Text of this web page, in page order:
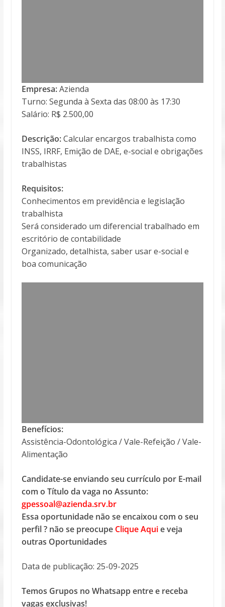
Empresa:Azienda
Turno: Segunda à Sexta das 08:00 às 17:30
Salário: R$ 2.500,00
Descrição:Calcular encargos trabalhista como
INSS, IRRF, Emição de DAE, e-social e obrigações
trabalhistas
Requisitos:
Conhecimentos em previdência e legislação
trabalhista
Será considerado um diferencial trabalhado em
escritório de contabilidade
Organizado, detalhista, saber usar e-social e
boa comunicação
Benefícios:
Assistência-Odontológica / Vale-Refeição / Vale-
Alimentação
Candidate-se enviando seu currículo por E-mail
com o Título da vaga no Assunto:
gpessoal@azienda.srv.br
Essa oportunidade não se encaixou com o seu
perfil ? não se preocupe Clique Aquie veja
outras Oportunidades
Data de publicação: 25-09-2025
Temos Grupos no Whatsapp entre e receba
vagas exclusivas!